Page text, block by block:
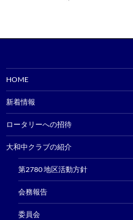
HOME
新着情報
ロータリーへの招待
大和中クラブの紹介
第2780 地区活動方針
会務報告
委員会